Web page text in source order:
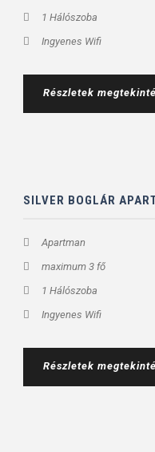
1 Hálószoba
Ingyenes Wifi
Részletek
SILVER BOGLÁR
Apartman
maximum 3 fő
1 Hálószoba
Ingyenes Wifi
Részletek